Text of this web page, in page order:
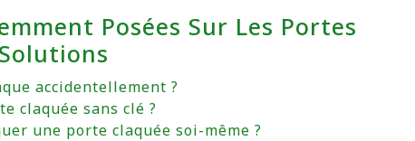
Posées Sur Les Portes
accidentellement ?
claquée sans clé ?
une porte claquée soi-même ?